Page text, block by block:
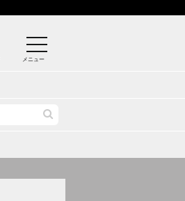
メニュー